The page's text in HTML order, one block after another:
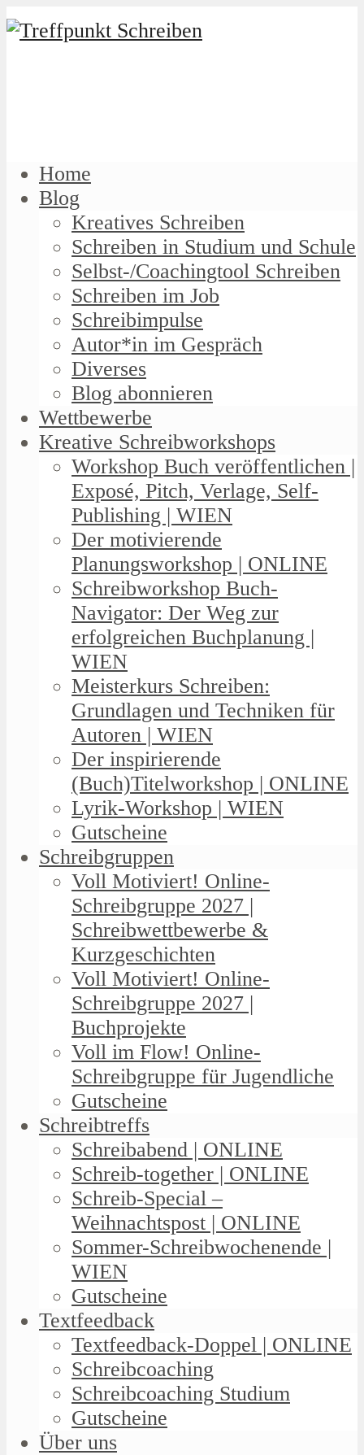
Home
Blog
Kreatives Schreiben
Schreiben in Studium und Schule
Selbst-/Coachingtool Schreiben
Schreiben im Job
Schreibimpulse
Autor*in im Gespräch
Diverses
Blog abonnieren
Wettbewerbe
Kreative Schreibworkshops
Workshop Buch veröffentlichen |
Exposé, Pitch, Verlage, Self-
Publishing | WIEN
Der motivierende
Planungsworkshop | ONLINE
Schreibworkshop Buch-
Navigator: Der Weg zur
erfolgreichen Buchplanung |
WIEN
Meisterkurs Schreiben:
Grundlagen und Techniken für
Autoren | WIEN
Der inspirierende
(Buch)Titelworkshop | ONLINE
Lyrik-Workshop | WIEN
Gutscheine
Schreibgruppen
Voll Motiviert! Online-
Schreibgruppe 2027 |
Schreibwettbewerbe &
Kurzgeschichten
Voll Motiviert! Online-
Schreibgruppe 2027 |
Buchprojekte
Voll im Flow! Online-
Schreibgruppe für Jugendliche
Gutscheine
Schreibtreffs
Schreibabend | ONLINE
Schreib-together | ONLINE
Schreib-Special –
Weihnachtspost | ONLINE
Sommer-Schreibwochenende |
WIEN
Gutscheine
Textfeedback
Textfeedback-Doppel | ONLINE
Schreibcoaching
Schreibcoaching Studium
Gutscheine
Über uns